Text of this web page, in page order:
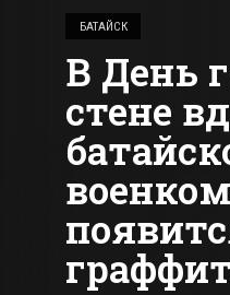
БАТАЙСК
В День
стене